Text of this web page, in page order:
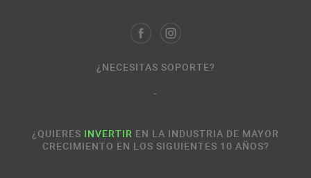
¿NECESITAS SOPORTE?
-
¿QUIERES INVERTIR EN LA INDUSTRIA DE MAYOR
CRECIMIENTO EN LOS SIGUIENTES 10 AÑOS?